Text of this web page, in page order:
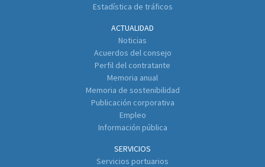
Estadística de tráficos
ACTUALIDAD
Noticias
Acuerdos del consejo
Perfil del contratante
Memoria anual
Memoria de sostenibilidad
Publicación corporativa
Empleo
Información pública
SERVICIOS
Servicios portuarios